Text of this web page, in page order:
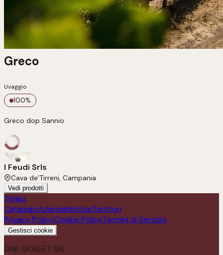
Greco
Uvaggio
100%
Greco dop Sannio
I Feudi Srls
Cava de’Tirreni, Campania
Vedi prodotti
Trinko
CatalogoAziendeNotizieTerritori
Privacy PolicyCookie PolicyTermini di Servizio
Gestisci cookie
ONE GOBLET SRL